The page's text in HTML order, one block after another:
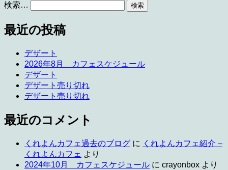
検索…
最近の投稿
デザート
2026年8月 カフェスケジュール
デザート
デザート売り切れ
デザート売り切れ
最近のコメント
くれよんカフェ過去のブログ に くれよんカフェ紹介 –
くれよんカフェ より
2024年10月 カフェスケジュール に crayonbox より